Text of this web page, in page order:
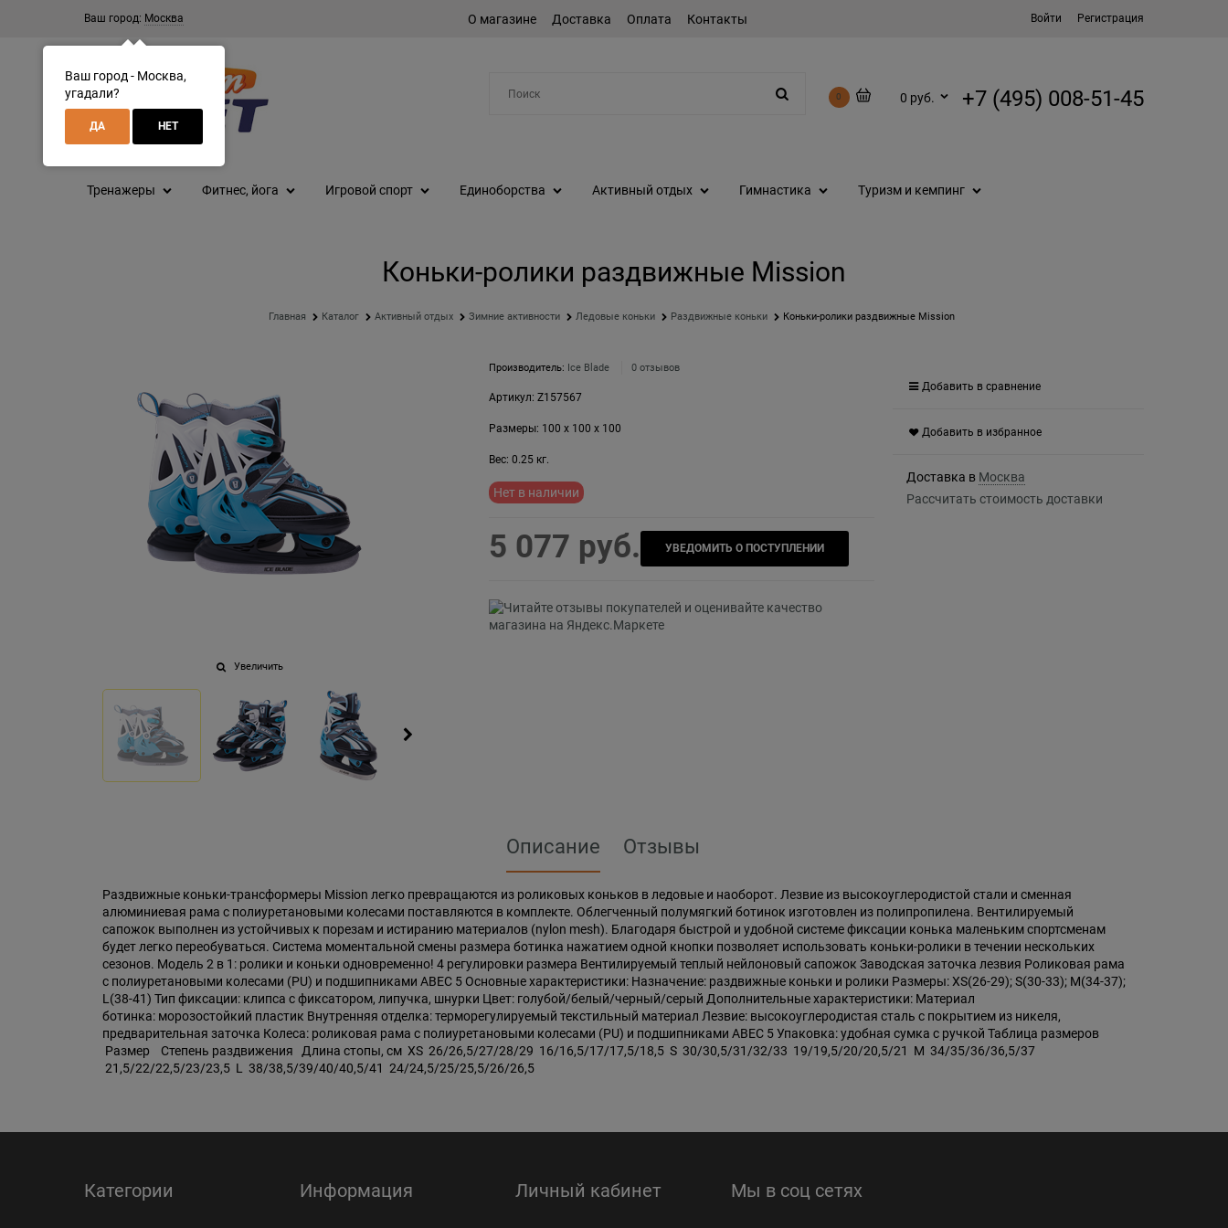
Ваш город: Москва О магазине Доставка Оплата Контакты Войти Регистрация
0 0 руб. +7 (495) 008-51-45
Тренажеры Фитнес, йога Игровой спорт Единоборства Активный отдых Гимнастика Туризм и кемпинг
Коньки-ролики раздвижные Mission
Главная Каталог Активный отдых Зимние активности Ледовые коньки Раздвижные коньки Коньки-ролики раздвижные Mission
Увеличить
Производитель: Ice Blade 0 отзывов
Артикул: Z157567
Размеры: 100 x 100 x 100
Вес: 0.25кг.
Нет в наличии
5 077 руб. УВЕДОМИТЬ О ПОСТУПЛЕНИИ
Добавить в сравнение
Добавить в избранное
Доставка в Москва
Рассчитать стоимость доставки
Описание Отзывы
Раздвижные коньки-трансформеры Mission легко превращаются из роликовых коньков в ледовые и наоборот. Лезвие из высокоуглеродистой стали и сменная
алюминиевая рама с полиуретановыми колесами поставляются в комплекте. Облегченный полумягкий ботинок изготовлен из полипропилена. Вентилируемый
сапожок выполнен из устойчивых к порезам и истиранию материалов (nylon mesh). Благодаря быстрой и удобной системе фиксации конька маленьким спортсменам
будет легко переобуваться. Система моментальной смены размера ботинка нажатием одной кнопки позволяет использовать коньки-ролики в течении нескольких
сезонов. Модель 2 в 1: ролики и коньки одновременно! 4 регулировки размера Вентилируемый теплый нейлоновый сапожок Заводская заточка лезвия Роликовая рама
с полиуретановыми колесами (PU) и подшипниками ABEC 5 Основные характеристики: Назначение: раздвижные коньки и ролики Размеры: XS(26-29); S(30-33); M(34-37);
L(38-41) Тип фиксации: клипса с фиксатором, липучка, шнурки Цвет: голубой/белый/черный/серый Дополнительные характеристики: Материал
ботинка: морозостойкий пластик Внутренняя отделка: терморегулируемый текстильный материал Лезвие: высокоуглеродистая сталь с покрытием из никеля,
предварительная заточка Колеса: роликовая рама с полиуретановыми колесами (PU) и подшипниками ABEC 5 Упаковка: удобная сумка с ручкой Таблица размеров
Размер Степень раздвижения Длина стопы, см XS 26/26,5/27/28/29 16/16,5/17/17,5/18,5 S 30/30,5/31/32/33 19/19,5/20/20,5/21 M 34/35/36/36,5/37
21,5/22/22,5/23/23,5 L 38/38,5/39/40/40,5/41 24/24,5/25/25,5/26/26,5
Категории Информация Личный кабинет Мы в соц сетях
Ваш город - Москва,
угадали?
ДА НЕТ